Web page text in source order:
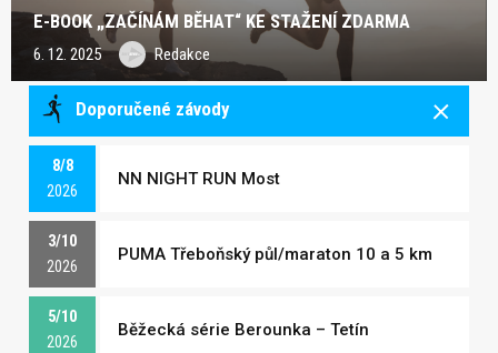
E-BOOK „ZAČÍNÁM BĚHAT“ KE STAŽENÍ ZDARMA
6. 12. 2025 Redakce
Doporučené závody
8/8
2026
NN NIGHT RUN Most
3/10
2026
PUMA Třeboňský půl/maraton 10 a 5 km
5/10
2026
Běžecká série Berounka – Tetín